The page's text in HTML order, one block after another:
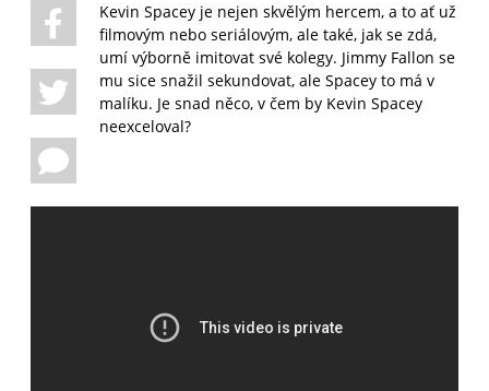
Kevin Spacey je nejen skvělým hercem, a to ať už
filmovým nebo seriálovým, ale také, jak se zdá,
umí výborně imitovat své kolegy. Jimmy Fallon se
mu sice snažil sekundovat, ale Spacey to má v
malíku. Je snad něco, v čem by Kevin Spacey
neexceloval?